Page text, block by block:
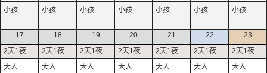
-- -- -- -- -- --
--
17
18 19 20 21 22 23